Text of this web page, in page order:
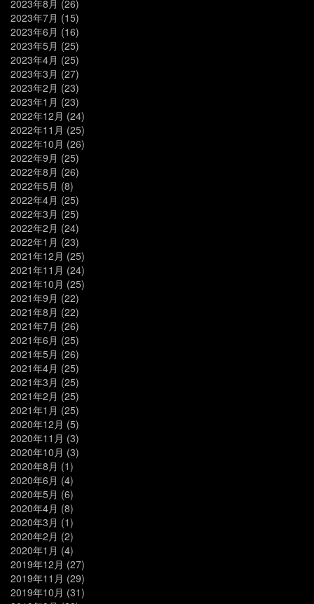
2023年8月 (26)
2023年7月 (15)
2023年6月 (16)
2023年5月 (25)
2023年4月 (25)
2023年3月 (27)
2023年2月 (23)
2023年1月 (23)
2022年12月 (24)
2022年11月 (25)
2022年10月 (26)
2022年9月 (25)
2022年8月 (26)
2022年5月 (8)
2022年4月 (25)
2022年3月 (25)
2022年2月 (24)
2022年1月 (23)
2021年12月 (25)
2021年11月 (24)
2021年10月 (25)
2021年9月 (22)
2021年8月 (22)
2021年7月 (26)
2021年6月 (25)
2021年5月 (26)
2021年4月 (25)
2021年3月 (25)
2021年2月 (25)
2021年1月 (25)
2020年12月 (5)
2020年11月 (3)
2020年10月 (3)
2020年8月 (1)
2020年6月 (4)
2020年5月 (6)
2020年4月 (8)
2020年3月 (1)
2020年2月 (2)
2020年1月 (4)
2019年12月 (27)
2019年11月 (29)
2019年10月 (31)